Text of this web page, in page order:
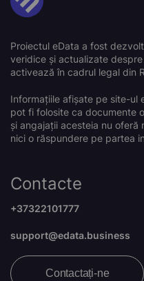
Proiectul eData a fost
veridice și actualizate
activează în cadrul legal din
Informațiile afișate pe site-ul
pot fi folosite ca documente
și angajații acesteia nu oferă
nici o răspundere pe partea
Contacte
+37322101777
support@edata.business
Contactați-ne